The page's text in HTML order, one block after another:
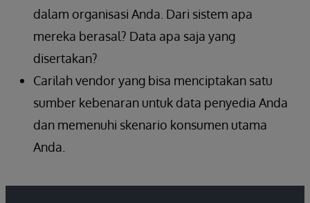
dalam organisasi Anda. Dari sistem apa
mereka berasal? Data apa saja yang
disertakan?
Carilahvendor yang bisa menciptakan satu
sumber kebenaran untuk data penyedia Anda
dan memenuhi skenario konsumen utama
Anda.